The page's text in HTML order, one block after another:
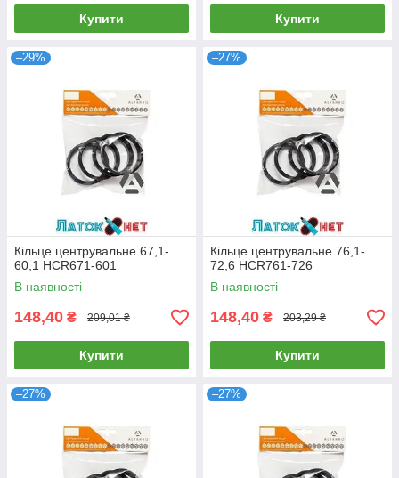
Купити Купити
–29%
Кільце центрувальне 67,1-
60,1 HCR671-601
В наявності
148,40 ₴ 209,01 ₴
Купити
–27%
Кільце центрувальне 76,1-
72,6 HCR761-726
В наявності
148,40 ₴ 203,29 ₴
Купити
–27% –27%